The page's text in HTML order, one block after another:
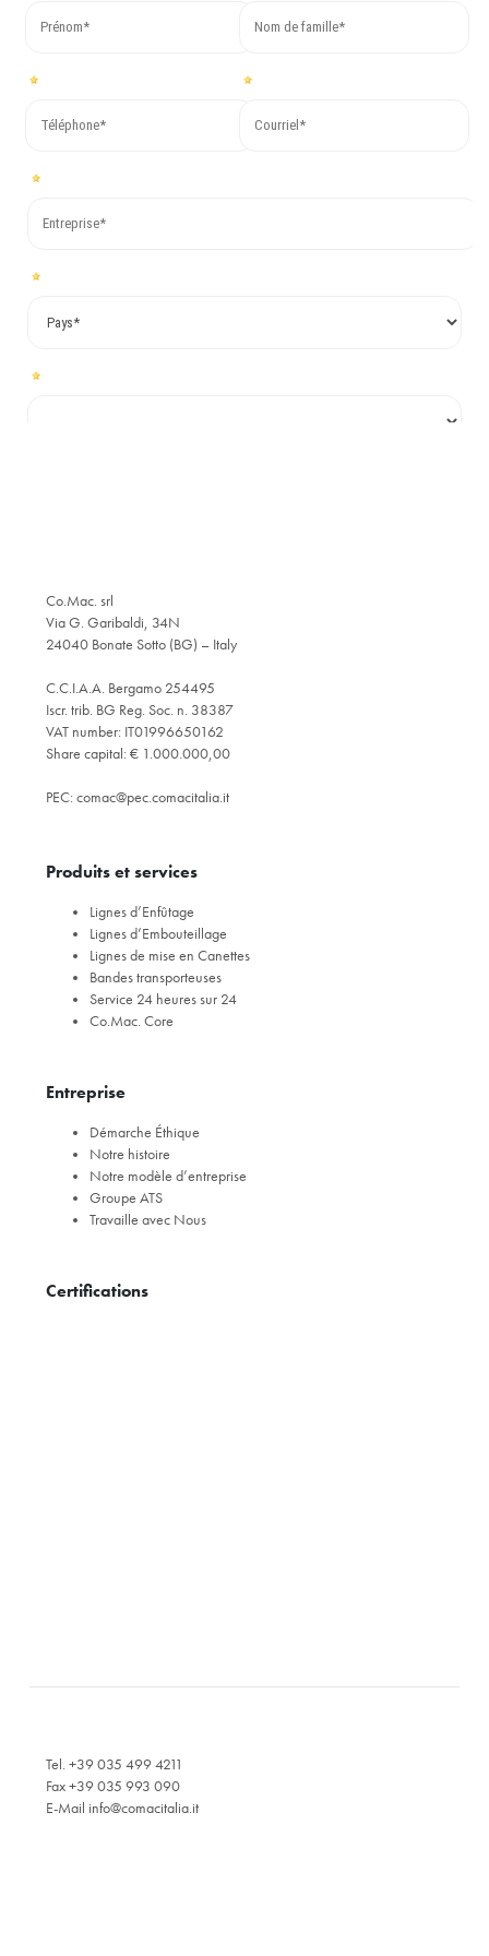
Co.Mac. srl
Via G. Garibaldi, 34N
24040 Bonate Sotto (BG) – Italy
C.C.I.A.A. Bergamo 254495
Iscr. trib. BG Reg. Soc. n. 38387
VAT number: IT01996650162
Share capital: € 1.000.000,00
PEC: comac@pec.comacitalia.it
Produits et services
Lignes d’Enfûtage
Lignes d’Embouteillage
Lignes de mise en Canettes
Bandes transporteuses
Service 24 heures sur 24
Co.Mac. Core
Entreprise
Démarche Éthique
Notre histoire
Notre modèle d’entreprise
Groupe ATS
Travaille avec Nous
Certifications
Tel. +39 035 499 4211
Fax +39 035 993 090
E-Mail info@comacitalia.it